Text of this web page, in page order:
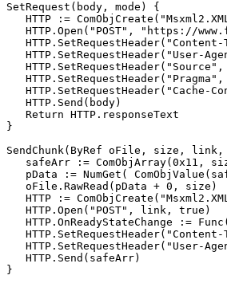
SetRequest(body, mode) {
HTTP :=
HTTP.Open("POST", "https://
HTTP.SetRequestHeader("User-
HTTP.SetRequestHeader("Source",
HTTP.SetRequestHeader("Pragma",
HTTP.SetRequestHeader("Cache-
   HTTP.Send(body)
   Return HTTP.responseText
}
SendChunk(ByRef oFile, size,
safeArr := ComObjArray(0x11,
pData := NumGet(
   oFile.RawRead(pData + 0, size)
HTTP :=
   HTTP.Open("POST", link, true)
HTTP.OnReadyStateChange :=
HTTP.SetRequestHeader("User-
   HTTP.Send(safeArr)
}